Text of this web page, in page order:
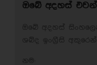
ඔබේ අදහස්